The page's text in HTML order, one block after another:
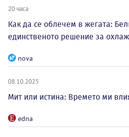
20 часа
Как да се облечем в жегата:
единственото решение за
nova
08.10.2025
Мит или истина: Времето ми
edna